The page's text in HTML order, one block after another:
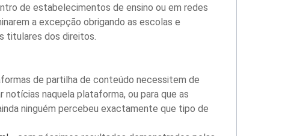
de estabelecimentos de ensino ou em redes
a excepção obrigando as escolas e
titulares dos direitos.
de partilha de conteúdo necessitem de
naquela plataforma, ou para que as
ninguém percebeu exactamente que tipo de